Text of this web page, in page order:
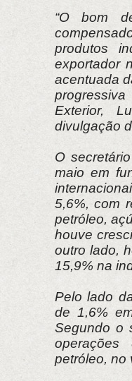
“O bom
produtos
exportador
acentuada
Exterior,
divulgação
O
maio em
5,6%, com
petróleo,
houve
outro lado,
15,9% na
Pelo lado
de 1,6%
Segundo o
petróleo, no